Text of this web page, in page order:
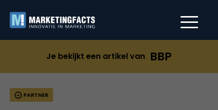
Je bekijkt een artikel van BBP
PARTNER